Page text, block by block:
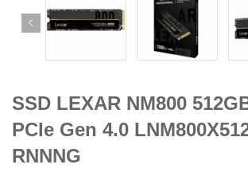
SSD LEXAR NM800
PCIe Gen 4.0
RNNNG